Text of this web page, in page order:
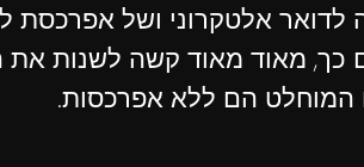
אלטקרוני ושל אפרכסת
כך, מאוד מאוד קשה לשנות את
המוחלט הם ללא אפרכסות.